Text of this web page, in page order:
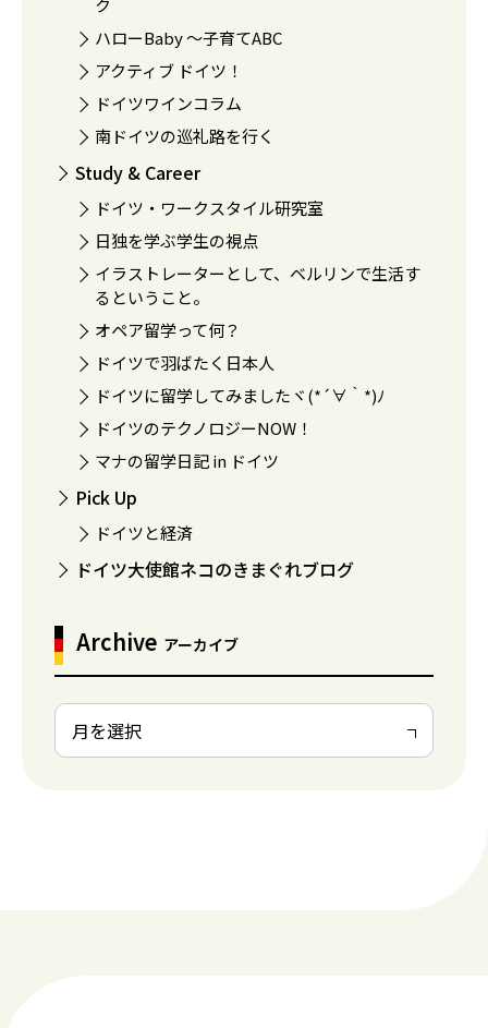
ハローBaby 〜子育てABC
アクティブ ドイツ！
ドイツワインコラム
南ドイツの巡礼路を行く
Study & Career
ドイツ・ワークスタイル研究室
日独を学ぶ学生の視点
イラストレーターとして、ベルリンで生活す
るということ。
オペア留学って何？
ドイツで羽ばたく日本人
ドイツに留学してみましたヾ(*´∀｀*)ﾉ
ドイツのテクノロジーNOW！
マナの留学日記 in ドイツ
Pick Up
ドイツと経済
ドイツ大使館ネコのきまぐれブログ
Archive アーカイブ